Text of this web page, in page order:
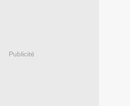
Publicité